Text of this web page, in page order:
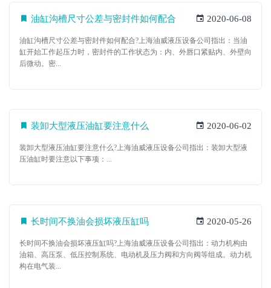
2020-06-08
油缸沟槽尺寸公差与密封件如何配合
油缸沟槽尺寸公差与密封件如何配合?上海油威液压设备公司指出：当油
缸开始工作起压力时，密封件的工作状态为：内、外唇口紧贴内、外壁向
后微动。密...
2020-06-02
装卸大型液压油缸要注意什么
装卸大型液压油缸要注意什么?上海油威液压设备公司指出：装卸大型液
压油缸时要注意以下事项：...
2020-05-26
长时间不换油会损坏液压缸吗
长时间不换油会损坏液压缸吗?上海油威液压设备公司指出：动力机构由
油箱、高压泵、低压控制系统、电动机及压力阀和方向阀等组成。动力机
构在电气装...